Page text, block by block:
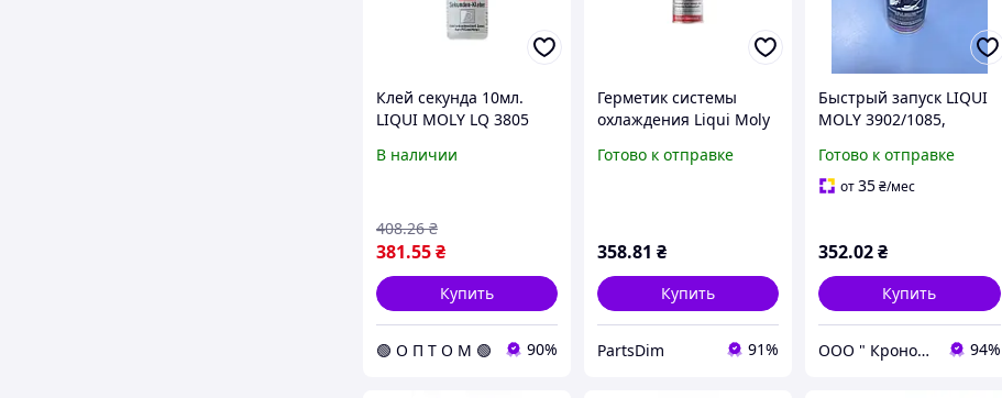
Клей секунда 10мл.
LIQUI MOLY LQ 3805
В наличии
381.55₴
408.26 ₴
Купить
🟢 О П Т О М 🟢 90%
Герметик системы
охлаждения Liqui Moly
надежное устранение
Готово к отправке
358.81 ₴
Купить
PartsDim 91%
Быстрый запуск LIQUI
MOLY 3902/1085,
Готово к отправке
от35₴/мес
352.02₴
Купить
ООО " Кронос-Авто" 94%